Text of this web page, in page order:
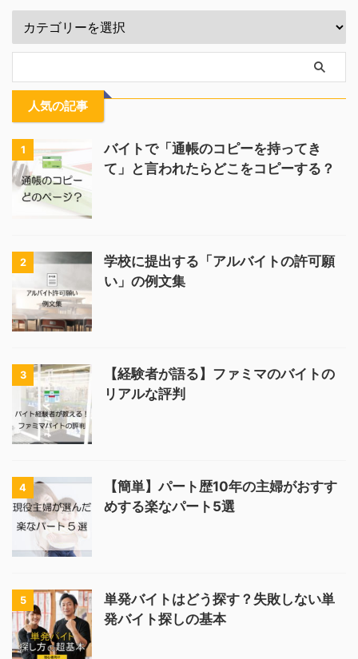
人気の記事
1
バイトで「通帳のコピーを持ってき
て」と言われたらどこをコピーする？
2
学校に提出する「アルバイトの許可願
い」の例文集
3
【経験者が語る】ファミマのバイトの
リアルな評判
4
【簡単】パート歴10年の主婦がおすす
めする楽なパート5選
5
単発バイトはどう探す？失敗しない単
発バイト探しの基本